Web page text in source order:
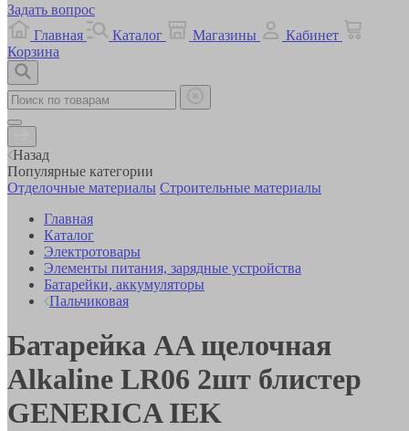
Задать вопрос
Главная
Каталог Магазины
Кабинет
Корзина
Назад
Популярные категории
Отделочные материалы Строительные материалы
Главная
Каталог
Электротовары
Элементы питания, зарядные устройства
Батарейки, аккумуляторы
Пальчиковая
Батарейка AA щелочная
Alkaline LR06 2шт блистер
GENERICA IEK